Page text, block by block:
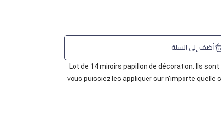
أضف إلى السلة
Lot de 14 miroirs papillon de décoration. Ils
vous puissiez les appliquer sur n'importe quelle